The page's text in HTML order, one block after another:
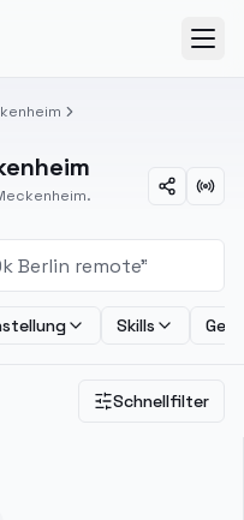
Skills
Schnellfilter